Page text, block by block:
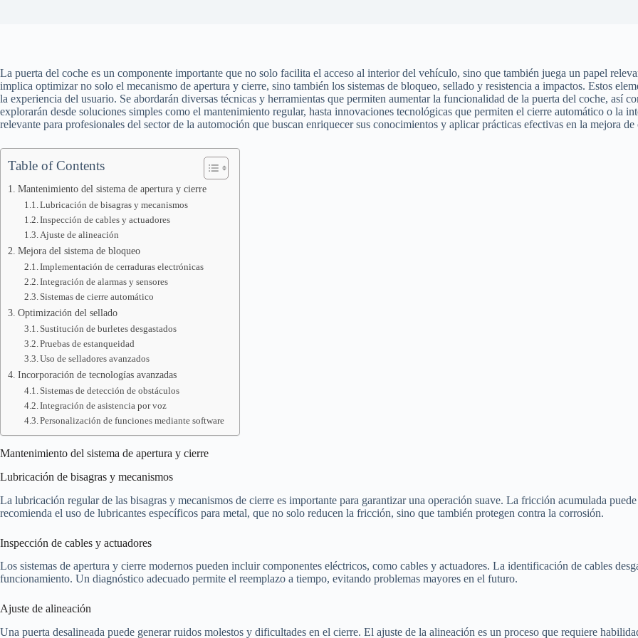
La puerta del coche es un componente importante que no solo facilita el acceso al interior del vehículo, sino que también juega un papel
implica optimizar no solo el mecanismo de apertura y cierre, sino también los sistemas de bloqueo, sellado y resistencia a impactos. Estos
la experiencia del usuario. Se abordarán diversas técnicas y herramientas que permiten aumentar la funcionalidad de la puerta del coche, así
explorarán desde soluciones simples como el mantenimiento regular, hasta innovaciones tecnológicas que permiten el cierre automático o la
relevante para profesionales del sector de la automoción que buscan enriquecer sus conocimientos y aplicar prácticas efectivas en la mejora
Table of Contents
Mantenimiento del sistema de apertura y cierre
Lubricación de bisagras y mecanismos
Inspección de cables y actuadores
Ajuste de alineación
Mejora del sistema de bloqueo
Implementación de cerraduras electrónicas
Integración de alarmas y sensores
Sistemas de cierre automático
Optimización del sellado
Sustitución de burletes desgastados
Pruebas de estanqueidad
Uso de selladores avanzados
Incorporación de tecnologías avanzadas
Sistemas de detección de obstáculos
Integración de asistencia por voz
Personalización de funciones mediante software
Mantenimiento del sistema de apertura y cierre
Lubricación de bisagras y mecanismos
La lubricación regular de las bisagras y mecanismos de cierre es importante para garantizar una operación suave. La fricción acumulada
recomienda el uso de lubricantes específicos para metal, que no solo reducen la fricción, sino que también protegen contra la corrosión.
Inspección de cables y actuadores
Los sistemas de apertura y cierre modernos pueden incluir componentes eléctricos, como cables y actuadores. La identificación de cables
funcionamiento. Un diagnóstico adecuado permite el reemplazo a tiempo, evitando problemas mayores en el futuro.
Ajuste de alineación
Una puerta desalineada puede generar ruidos molestos y dificultades en el cierre. El ajuste de la alineación es un proceso que requiere